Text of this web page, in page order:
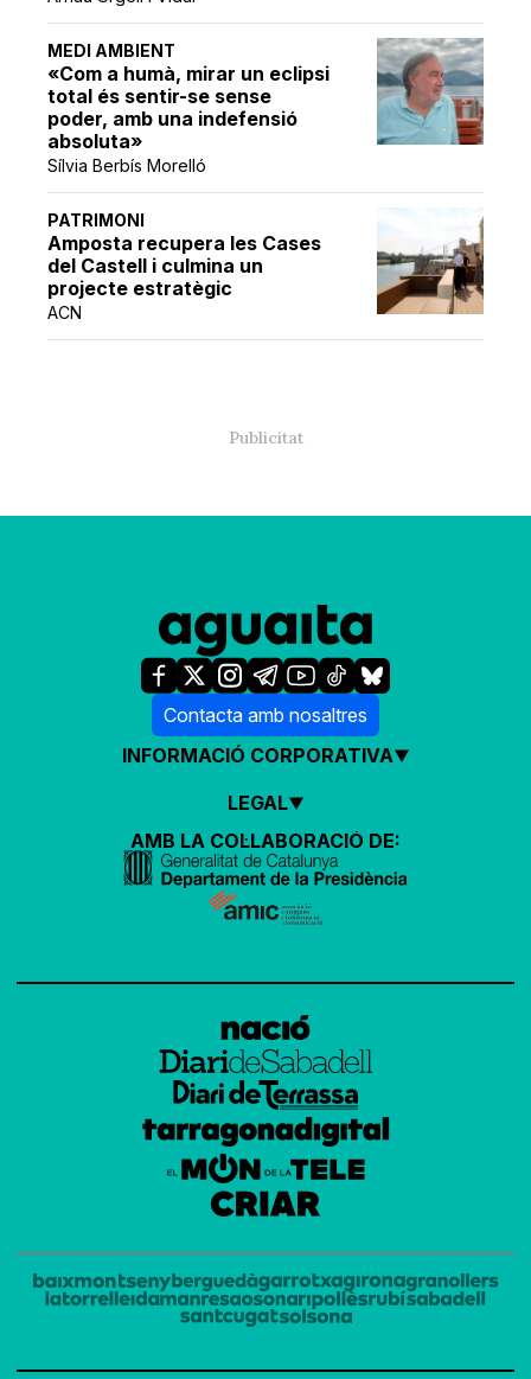
MEDI AMBIENT
«Com a humà, mirar un eclipsi
total és sentir-se sense
poder, amb una indefensió
absoluta»
Sílvia Berbís Morelló
PATRIMONI
Amposta recupera les Cases
del Castell i culmina un
projecte estratègic
ACN
Contacta amb nosaltres
INFORMACIÓ CORPORATIVA
LEGAL
AMB LA COL·LABORACIÓ DE: